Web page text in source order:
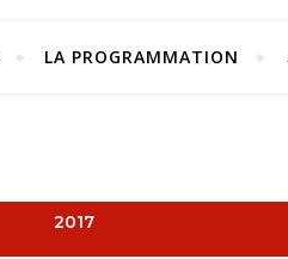
LA PROGRAMMATION
2017